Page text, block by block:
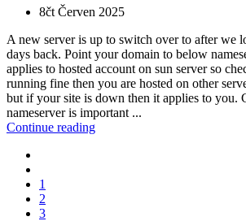
8čt Červen 2025
A new server is up to switch over to after we
days back. Point your domain to below
applies to hosted account on sun server so
running fine then you are hosted on other
but if your site is down then it applies to you.
nameserver is important ...
Continue reading
1
2
3